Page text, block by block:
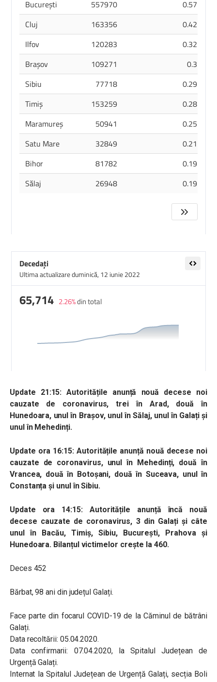
Update 21:15: Autoritățile anunță nouă decese noi
cauzate de coronavirus, trei în Arad, două în
Hunedoara, unul în Brașov, unul în Sălaj, unul în Galați și
unul în Mehedinți.
Update ora 16:15: Autoritățile anunță nouă decese noi
cauzate de coronavirus, unul în Mehedinți, două în
Vrancea, două în Botoșani, două în Suceava, unul în
Constanța și unul în Sibiu.
Update ora 14:15: Autoritățile anunță încă nouă
decese cauzate de coronavirus, 3 din Galați și câte
unul în Bacău, Timiș, Sibiu, București, Prahova și
Hunedoara. Bilanțul victimelor crește la 460.
Deces 452
Bărbat, 98 ani din județul Galați.
Face parte din focarul COVID-19 de la Căminul de bătrâni
Galați.
Data recoltării: 05.04.2020.
Data confirmarii: 07.04.2020, la Spitalul Județean de
Urgență Galați.
Internat la Spitalul Județean de Urgență Galați, secția Boli